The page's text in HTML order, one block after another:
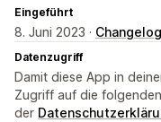
Eingeführt
8. Juni 2023 · Changelog
Datenzugriff
Damit diese App in
Zugriff auf die
der